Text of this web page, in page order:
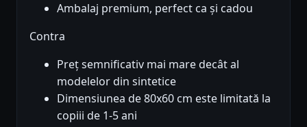
Ambalaj premium, perfect ca și cadou
Contra
Preț semnificativ mai mare decât al
modelelor din sintetice
Dimensiunea de 80x60 cm este limitată la
copiii de 1-5 ani